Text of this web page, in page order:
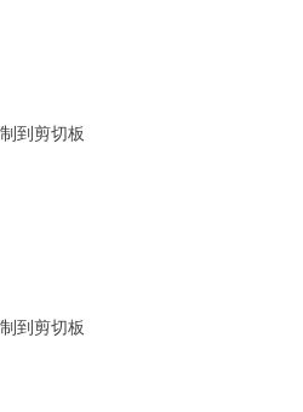
到剪切板
到剪切板